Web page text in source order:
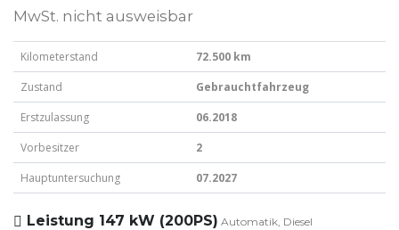
MwSt. nicht ausweisbar
Kilometerstand
72.500 km
Zustand
Gebrauchtfahrzeug
Erstzulassung
06.2018
Vorbesitzer
2
Hauptuntersuchung
07.2027
Leistung 147 kW (200PS) Automatik, Diesel